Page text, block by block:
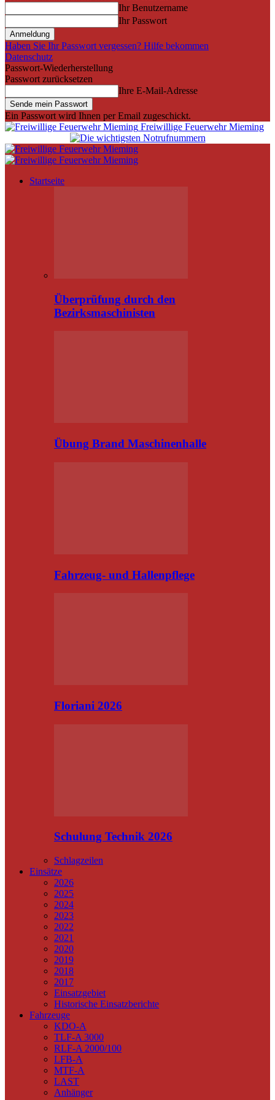
Ihr Benutzername
Ihr Passwort
Haben Sie Ihr Passwort vergessen? Hilfe bekommen
Datenschutz
Passwort-Wiederherstellung
Passwort zurücksetzen
Ihre E-Mail-Adresse
Ein Passwort wird Ihnen per Email zugeschickt.
Freiwillige Feuerwehr Mieming
Startseite
Überprüfung durch den
Bezirksmaschinisten
Übung Brand Maschinenhalle
Fahrzeug- und Hallenpflege
Floriani 2026
Schulung Technik 2026
Schlagzeilen
Einsätze
2026
2025
2024
2023
2022
2021
2020
2019
2018
2017
Einsatzgebiet
Historische Einsatzberichte
Fahrzeuge
KDO-A
TLF-A 3000
RLF-A 2000/100
LFB-A
MTF-A
LAST
Anhänger